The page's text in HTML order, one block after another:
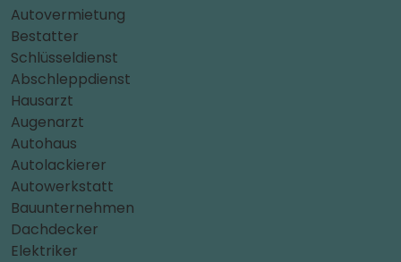
Autovermietung
Bestatter
Schlüsseldienst
Abschleppdienst
Hausarzt
Augenarzt
Autohaus
Autolackierer
Autowerkstatt
Bauunternehmen
Dachdecker
Elektriker